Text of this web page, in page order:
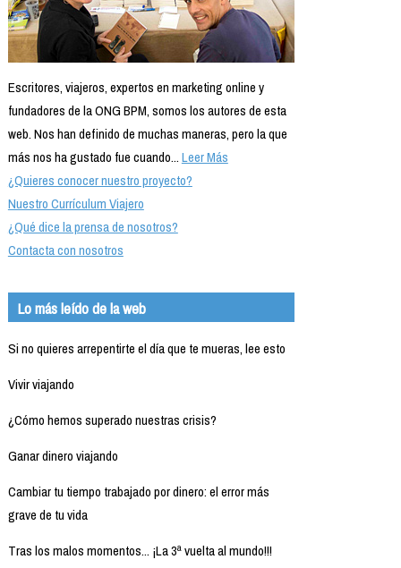
Escritores, viajeros, expertos en marketing online y
fundadores de la ONG BPM, somos los autores de esta
web. Nos han definido de muchas maneras, pero la que
más nos ha gustado fue cuando...Leer Más
¿Quieres conocer nuestro proyecto?
Nuestro Currículum Viajero
¿Qué dice la prensa de nosotros?
Contacta con nosotros
Lo más leído de la web
Si no quieres arrepentirte el día que te mueras, lee esto
Vivir viajando
¿Cómo hemos superado nuestras crisis?
Ganar dinero viajando
Cambiar tu tiempo trabajado por dinero: el error más
grave de tu vida
Tras los malos momentos... ¡La 3ª vuelta al mundo!!!